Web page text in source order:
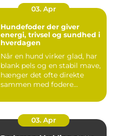
03. Apr
Hundefoder der giver
energi, trivsel og sundhed i
hverdagen
Når en hund virker glad, har
blank pels og en stabil mave,
hænger det ofte direkte
sammen med fodere...
03. Apr